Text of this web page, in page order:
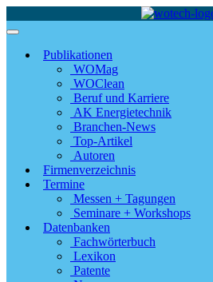
Publikationen
WOMag
WOClean
Beruf und Karriere
AK Energietechnik
Branchen-News
Top-Artikel
Autoren
Firmenverzeichnis
Termine
Messen + Tagungen
Seminare + Workshops
Datenbanken
Fachwörterbuch
Lexikon
Patente